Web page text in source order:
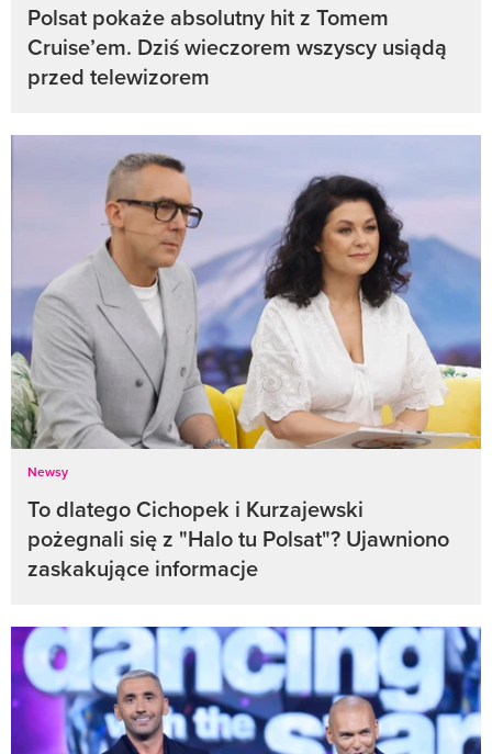
Polsat pokaże absolutny hit z Tomem
Cruise’em. Dziś wieczorem wszyscy usiądą
przed telewizorem
Newsy
To dlatego Cichopek i Kurzajewski
pożegnali się z "Halo tu Polsat"? Ujawniono
zaskakujące informacje